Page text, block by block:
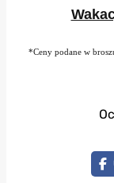
*Ceny podane w